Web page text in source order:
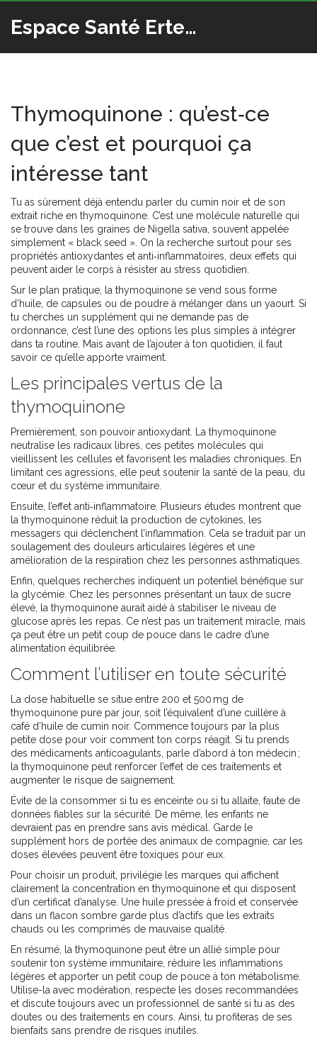
Espace Santé Ertedis
Thymoquinone : qu’est‑ce
que c’est et pourquoi ça
intéresse tant
Tu as sûrement déjà entendu parler du cumin noir et de son
extrait riche en thymoquinone. C’est une molécule naturelle qui
se trouve dans les graines de Nigella sativa, souvent appelée
simplement « black seed ». On la recherche surtout pour ses
propriétés antioxydantes et anti‑inflammatoires, deux effets qui
peuvent aider le corps à résister au stress quotidien.
Sur le plan pratique, la thymoquinone se vend sous forme
d’huile, de capsules ou de poudre à mélanger dans un yaourt. Si
tu cherches un supplément qui ne demande pas de
ordonnance, c’est l’une des options les plus simples à intégrer
dans ta routine. Mais avant de l’ajouter à ton quotidien, il faut
savoir ce qu’elle apporte vraiment.
Les principales vertus de la
thymoquinone
Premièrement, son pouvoir antioxydant. La thymoquinone
neutralise les radicaux libres, ces petites molécules qui
vieillissent les cellules et favorisent les maladies chroniques. En
limitant ces agressions, elle peut soutenir la santé de la peau, du
cœur et du système immunitaire.
Ensuite, l’effet anti‑inflammatoire. Plusieurs études montrent que
la thymoquinone réduit la production de cytokines, les
messagers qui déclenchent l’inflammation. Cela se traduit par un
soulagement des douleurs articulaires légères et une
amélioration de la respiration chez les personnes asthmatiques.
Enfin, quelques recherches indiquent un potentiel bénéfique sur
la glycémie. Chez les personnes présentant un taux de sucre
élevé, la thymoquinone aurait aidé à stabiliser le niveau de
glucose après les repas. Ce n’est pas un traitement miracle, mais
ça peut être un petit coup de pouce dans le cadre d’une
alimentation équilibrée.
Comment l’utiliser en toute sécurité
La dose habituelle se situe entre 200 et 500 mg de
thymoquinone pure par jour, soit l’équivalent d’une cuillère à
café d’huile de cumin noir. Commence toujours par la plus
petite dose pour voir comment ton corps réagit. Si tu prends
des médicaments anticoagulants, parle d’abord à ton médecin ;
la thymoquinone peut renforcer l’effet de ces traitements et
augmenter le risque de saignement.
Évite de la consommer si tu es enceinte ou si tu allaite, faute de
données fiables sur la sécurité. De même, les enfants ne
devraient pas en prendre sans avis médical. Garde le
supplément hors de portée des animaux de compagnie, car les
doses élevées peuvent être toxiques pour eux.
Pour choisir un produit, privilégie les marques qui affichent
clairement la concentration en thymoquinone et qui disposent
d’un certificat d’analyse. Une huile pressée à froid et conservée
dans un flacon sombre garde plus d’actifs que les extraits
chauds ou les comprimés de mauvaise qualité.
En résumé, la thymoquinone peut être un allié simple pour
soutenir ton système immunitaire, réduire les inflammations
légères et apporter un petit coup de pouce à ton métabolisme.
Utilise-la avec modération, respecte les doses recommandées
et discute toujours avec un professionnel de santé si tu as des
doutes ou des traitements en cours. Ainsi, tu profiteras de ses
bienfaits sans prendre de risques inutiles.